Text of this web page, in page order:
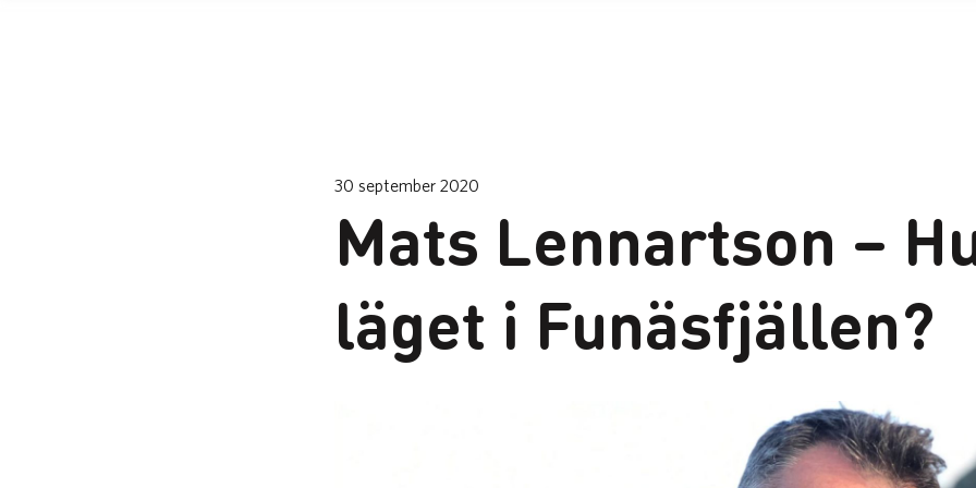
30 september 2020
Mats Lennartson –
läget i Funäsfjällen?